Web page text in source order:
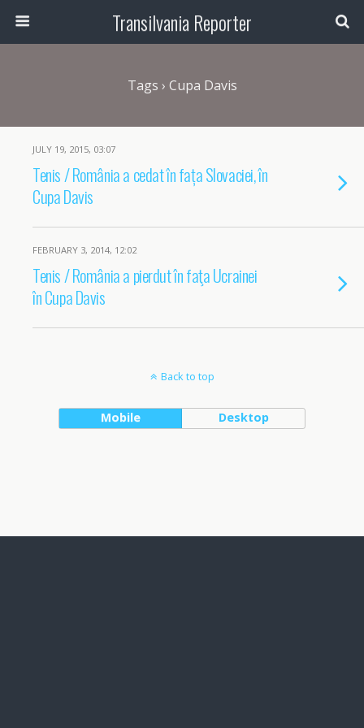
Transilvania Reporter
Tags › Cupa Davis
JULY 19, 2015, 03:07
Tenis / România a cedat în fața Slovaciei, în
Cupa Davis
FEBRUARY 3, 2014, 12:02
Tenis / România a pierdut în faţa Ucrainei
în Cupa Davis
Back to top
Mobile Desktop